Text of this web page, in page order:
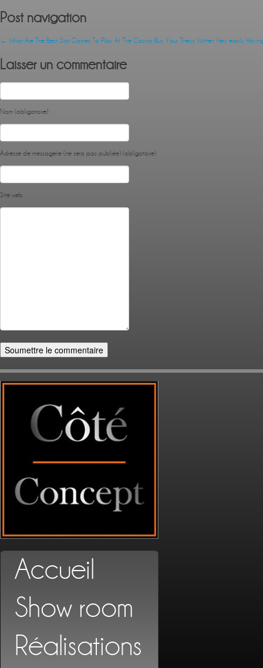
Post navigation
← What Are The Best Slot Games To Play At The Casino Buy Your Thesis Written Very easily
Laisser un commentaire
Nom (obligatoire)
Adresse de messagerie (ne sera pas publiée) (obligatoire)
Site web
Accueil
Show room
Réalisations